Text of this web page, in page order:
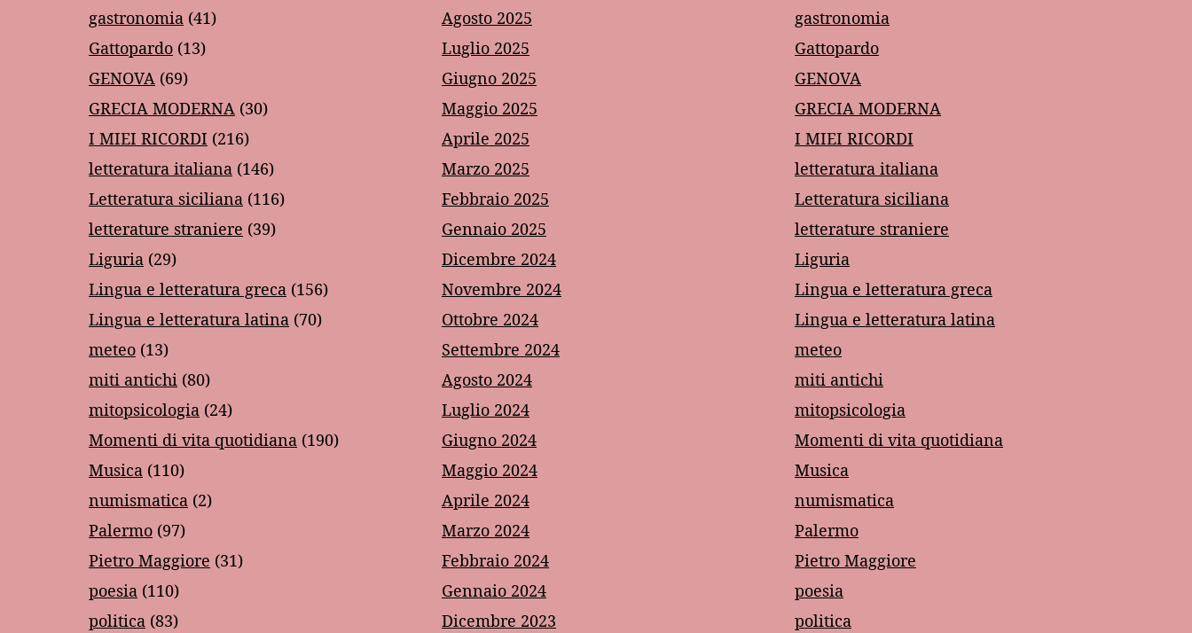
gastronomia (41)
Gattopardo (13)
GENOVA (69)
GRECIA MODERNA (30)
I MIEI RICORDI (216)
letteratura italiana (146)
Letteratura siciliana (116)
letterature straniere (39)
Liguria (29)
Lingua e letteratura greca (156)
Lingua e letteratura latina (70)
meteo (13)
miti antichi (80)
mitopsicologia (24)
Momenti di vita quotidiana (190)
Musica (110)
numismatica (2)
Palermo (97)
Pietro Maggiore (31)
poesia (110)
politica (83)
Agosto 2025
Luglio 2025
Giugno 2025
Maggio 2025
Aprile 2025
Marzo 2025
Febbraio 2025
Gennaio 2025
Dicembre 2024
Novembre 2024
Ottobre 2024
Settembre 2024
Agosto 2024
Luglio 2024
Giugno 2024
Maggio 2024
Aprile 2024
Marzo 2024
Febbraio 2024
Gennaio 2024
Dicembre 2023
gastronomia
Gattopardo
GENOVA
GRECIA MODERNA
I MIEI RICORDI
letteratura italiana
Letteratura siciliana
letterature straniere
Liguria
Lingua e letteratura greca
Lingua e letteratura latina
meteo
miti antichi
mitopsicologia
Momenti di vita quotidiana
Musica
numismatica
Palermo
Pietro Maggiore
poesia
politica